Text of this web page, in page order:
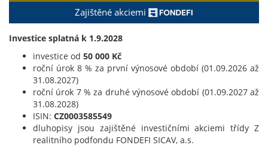
Zajištěné akciemi
Investice splatná k 1.9.2028
investice od 50 000 Kč
roční úrok 8 % za první výnosové období (01.09.2026 až
31.08.2027)
roční úrok 7 % za druhé výnosové období (01.09.2027 až
31.08.2028)
ISIN: CZ0003585549
dluhopisy jsou zajištěné investičními akciemi třídy Z
realitního podfondu FONDEFI SICAV, a.s.